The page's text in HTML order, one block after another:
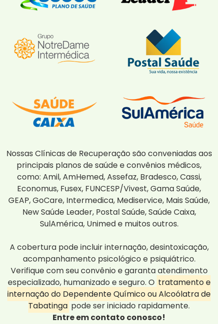
Nossas Clínicas de Recuperação são conveniadas aos
principais planos de saúde e convênios médicos,
como: Amil, AmHemed, Assefaz, Bradesco, Cassi,
Economus, Fusex, FUNCESP/Vivest, Gama Saúde,
GEAP, GoCare, Intermedica, Mediservice, Mais Saúde,
New Saúde Leader, Postal Saúde, Saúde Caixa,
SulAmérica, Unimed e muitos outros.
A cobertura pode incluir internação, desintoxicação,
acompanhamento psicológico e psiquiátrico.
Verifique com seu convênio e garanta atendimento
especializado, humanizado e seguro. O tratamento e
internação do Dependente Químico ou Alcoólatra de
Tabatinga pode ser iniciado rapidamente.
Entre em contato conosco!